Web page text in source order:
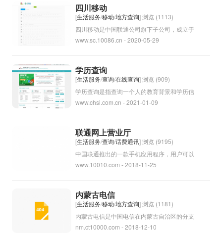
节目，不仅是娱乐和消遣的方式，也是传递信
息和文化的重要途径。随着科技的发展，电视
节目的形式和内容也在不断创新和更新。
四川移动
[生活服务/移动/地方查询] 浏览 (1113)
四川移动是中国联通公司旗下子公司，成立于
2001年，总部位于四川省成都市。作为四川
手机号码、4G/5G网络、宽带、互联网服务等
多种通信产品和服务，为广大用户提供便捷的
通信体验。四川移动致力于推动信息和通信技
术的发展，助力四川地区数字化建设和智慧城
www.sc.10086.cn - 2020-05-29
学历查询
[生活服务/查询/在线查询] 浏览 (909)
学历查询是指查询一个人的教育背景和学历信
息。这通常包括学历证书、学位、专业、毕业
学历是否真实，或者用于招聘、考试、资格认
证等目的。可以通过各地教育部门、学校官方
网站、学历认证机构等渠道进行学历查询。
www.chsi.com.cn - 2021-01-09
联通网上营业厅
[生活服务/查询/话费通讯] 浏览 (9195)
中国联通推出的一款手机应用程序，用户可以
通过该应用方便地进行手机话费充值、套餐查
作。用户可以在手机上随时随地查询和办理与
中国联通相关的服务，提高了用户体验和便利
性。
www.10010.com - 2018-11-25
内蒙古电信
[生活服务/移动/地方查询] 浏览 (1181)
内蒙古电信是中国电信在内蒙古自治区的分支
机构，提供通信服务，包括固定电话、移动电
nm.ct10000.com - 2018-12-10